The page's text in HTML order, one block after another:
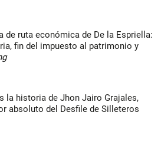
de ruta económica de De la Espriella:
fin del impuesto al patrimonio y
la historia de Jhon Jairo Grajales,
absoluto del Desfile de Silleteros